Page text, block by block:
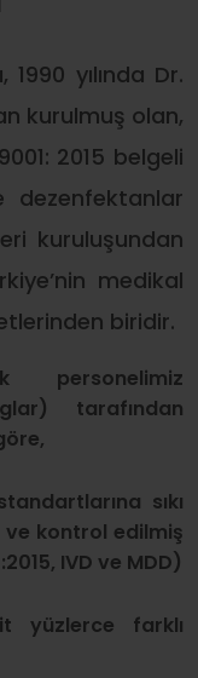
yılında Dr.
kurulmuş olan,
2015 belgeli
kuruluşundan
medikal
biridir.
personelimiz
tarafından
sıkı
ve kontrol edilmiş
IVD ve MDD)
yüzlerce farklı